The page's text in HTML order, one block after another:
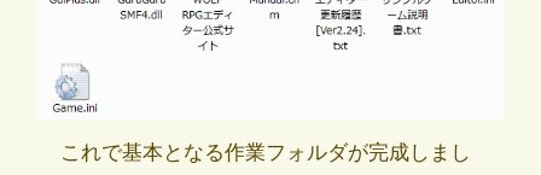
これで基本となる作業フォルダが完成しまし